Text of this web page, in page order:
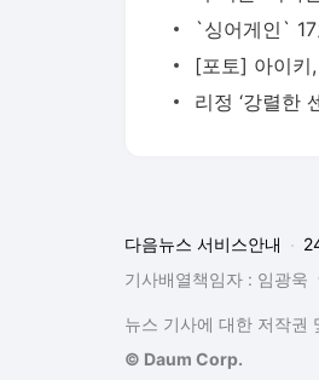
[포토] 아이키
다음뉴스 서비스안내
기사배열책임자 : 임광욱
뉴스 기사에 대한 저작권
© Daum Corp.